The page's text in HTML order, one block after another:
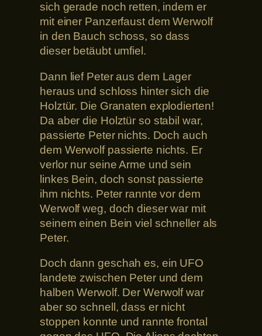
sich gerade noch retten, indem er
mit einer Panzerfaust dem Werwolf
in den Bauch schoss, so dass
dieser betäubt umfiel.
Dann lief Peter aus dem Lager
heraus und schloss hinter sich die
Holztür. Die Granaten explodierten!
Da aber die Holztür so stabil war,
passierte Peter nichts. Doch auch
dem Werwolf passierte nichts. Er
verlor nur seine Arme und sein
linkes Bein, doch sonst passierte
ihm nichts. Peter rannte vor dem
Werwolf weg, doch dieser war mit
seinem einen Bein viel schneller als
Peter.
Doch dann geschah es, ein UFO
landete zwischen Peter und dem
halben Werwolf. Der Werwolf war
aber so schnell, dass er nicht
stoppen konnte und rannte frontal